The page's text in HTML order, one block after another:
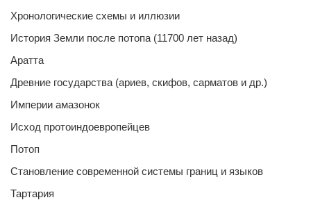
Хронологические схемы и иллюзии
История Земли после потопа (11700 лет назад)
Аратта
Древние государства (ариев, скифов, сарматов и др.)
Империи амазонок
Исход протоиндоевропейцев
Потоп
Становление современной системы границ и языков
Тартария